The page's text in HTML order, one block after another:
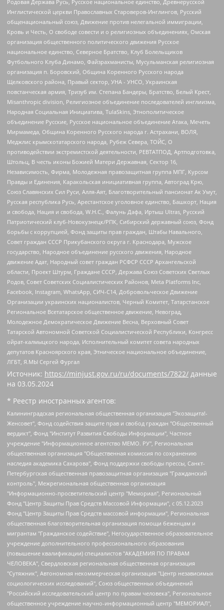
Родовая Держава Русь, Русское национальное единство, Древнерусской
Инглистической церкви Православных Староверов-Инглингов, Русский
общенациональный союз, Движение против нелегальной иммиграции,
Кровь и Честь, О свободе совести и о религиозных объединениях, Омская
организация общественного политического движения Русское
национальное единство, Северное Братство, Клуб Болельщиков
Футбольного Клуба Динамо, Файзрахманисты, Мусульманская религиозная
организация п. Боровский, Община Коренного Русского народа
Щелковского района, Правый сектор, УНА - УНСО, Украинская
повстанческая армия, Тризуб им. Степана Бандеры, Братство, Белый Крест,
Misanthropic division, Религиозное объединение последователей инглиизма,
Народная Социальная Инициатива, TulaSkins, Этнополитическое
объединение Русские, Русское национальное объединение Атака, Мечеть
Мирмамеда, Община Коренного Русского народа г. Астрахани, ВОЛЯ,
Меджлис крымскотатарского народа, Рубеж Севера, ТОЙС, О
противодействии экстремистской деятельности, РЕВТАТПОД, Артподготовка,
Штольц, В честь иконы Божией Матери Державная, Сектор 16,
Независимость, Фирма, Молодежная правозащитная группа МПГ, Курсом
Правды и Единения, Каракольская инициативная группа, Автоград Крю,
Союз Славянских Сил Руси, Алля-Аят, Благотворительный пансионат Ак Умут,
Русская республика Русь, Арестантское уголовное единство, Башкорт, Нация
и свобода, Нация и свобода, W.H.С., Фалунь Дафа, Иртыш Ultras, Русский
Патриотический клуб-Новокузнецк/РПК, Сибирский державный союз, Фонд
борьбы с коррупцией, Фонд защиты прав граждан, Штабы Навального,
Совет граждан СССР Прикубанского округа г. Краснодара, Мужское
государство, Народное объединение русского движения, Народное
движение Адат, Народный совет граждан РСФСР СССР Архангельской
области, Проект Штурм, Граждане СССР, Держава Союз Советских Светлых
Родов, Совет Советских Социалистических Районов, Meta Platforms Inc,
Facebook, Instagram, WhatsApp, СИЧ-С14, Добровольческое Движение
Организации украинских националистов, Черный Комитет, Татарстанское
Региональное Всетатарское общественное движение, Невоград,
Молодежное Демократическое Движение Весна, Верховный Совет
Татарской Автономной Советской Социалистической Республики, Конгресс
ойрат-калмыцкого народа, Исполнительный комитет совета народных
депутатов Красноярского края, Этническое национальное объединение,
ЛГБТ, Я.МЫ Сергей Фургал
Источник: https://minjust.gov.ru/ru/documents/7822/ данные
на 03.05.2024
* Реестр иностранных агентов:
Калининградская региональная общественная организация "Экозащита!-Женсовет", Фонд содействия защите прав и свобод граждан "Общественный вердикт", Фонд "Институт Развития Свободы Информации", Частное учреждение "Информационное агентство МЕМО. РУ", Региональная общественная организация "Общественная комиссия по сохранению наследия академика Сахарова", Фонд поддержки свободы прессы, Санкт-Петербургская общественная правозащитная организация "Гражданский контроль", Межрегиональная общественная организация "Информационно-просветительский центр "Мемориал", Региональный Фонд "Центр Защиты Прав Средств Массовой Информации", с 05.12.2023 Фонд "Центр Защиты Прав Средств массовой информации", Региональная общественная благотворительная организация помощи беженцам и мигрантам "Гражданское содействие", Негосударственное образовательное учреждение дополнительного профессионального образования (повышение квалификации) специалистов "АКАДЕМИЯ ПО ПРАВАМ ЧЕЛОВЕКА", Свердловская региональная общественная организация "Сутяжник", Автономная некоммерческая организация "Центр независимых социологических исследований", Союз общественных объединений "Российский исследовательский центр по правам человека", Региональное общественное учреждение научно-информационный центр "МЕМОРИАЛ", Некоммерческая организация "Фонд защиты гласности", Автономная некоммерческая организация "Институт прав человека", Городская общественная организация "Екатеринбургское общество "МЕМОРИАЛ", Городская общественная организация "Рязанское историко-просветительское и правозащитное общество "Мемориал" (Рязанский Мемориал), Челябинский региональный орган общественной самодеятельности – женское общественное объединение "Женщины Евразии", Челябинский региональный орган общественной самодеятельности "Уральская правозащитная группа", Фонд содействия защите здоровья и социальной справедливости имени Андрея Рылькова, Автономная Некоммерческая Организация "Аналитический Центр Юрия Левады", Автономная некоммерческая организация социальной поддержки населения "Проект Апрель", Региональная общественная организация помощи женщинам и детям, находящимся в кризисной ситуации "Информационно-методический центр "Анна", Фонд содействия развитию массовых коммуникаций и правовому просвещению "Так-так-Так", Фонд содействия устойчивому развитию "Серебряная тайга", Свердловский региональный общественный фонд социальных проектов "Новое время", "Idel.Реалии", Кавказ.Реалии, Крым.Реалии, Телеканал Настоящее Время, Татаро-башкирская служба Радио Свобода (Azatliq Radiosi), Радио Свободная Европа/Радио Свобода (PCE/PC), "Сибирь.Реалии", "Фактограф", Благотворительный фонд помощи осужденным и их семьям, Автономная некоммерческая организация "Институт глобализации и социальных движений", Фонд "В защиту прав заключенных", Частное учреждение "Центр поддержки и содействия развитию средств массовой информации", Пензенский региональный общественный благотворительный фонд "Гражданский союз", "Север.Реалии", Некоммерческая организация Фонд "Правовая инициатива", Общество с ограниченной ответственностью "Радио Свободная Европа/Радио Свобода", Чешское информационное агентство "MEDIUM-ORIENT", Красноярская региональная общественная организация "Мы против СПИДа", Камалягин Денис Николаевич, Маркелов Сергей Евгеньевич, Пономарев Лев Александрович, Савицкая Людмила Алексеевна, Автономная некоммерческая организация "Центр по работе с проблемой насилия "НАСИЛИЮ.НЕТ", Межрегиональный профессиональный союз работников здравоохранения "Альянс врачей", Юридическое лицо, зарегистрированное в Латвийской Республике, SIA "Medusa Project" (регистрационный номер 40103797863, дата регистрации 10.06.2014), Некоммерческая организация "Фонд по борьбе с коррупцией", Автономная некоммерческая организация "Институт права и публичной политики", Баданин Роман Сергеевич, Гликин Максим Александрович, Железнова Мария Михайловна, Лукьянова Юлия Сергеевна, Маетная Елизавета Витальевна, Маняхин Петр Борисович, Чуракова Ольга Владимировна, Ярош Юлия Петровна, Юридическое лицо "The Insider SIA", зарегистрированное в Риге, Латвийская Республика (дата регистрации 26.06.2015), являющееся администратором доменного имени интернет-издания "The Insider SIA", https://theins.ru, Постернак Алексей Евгеньевич, Рубин Михаил Аркадьевич, Анин Роман Александрович, Юридическое лицо Istories fonds, зарегистрированное в Латвийской Республике (регистрационный номер 50008295751, дата регистрации 24.02.2020), Великовский Дмитрий Александрович, Долинина Ирина Николаевна, Мароховская Алеся Алексеевна, Шлейнов Роман Юрьевич, Шмагун Олеся Валентиновна, Общество с ограниченной ответственностью "Альтаир 2021", Общество с ограниченной ответственностью "Вега 2021", Общество с ограниченной ответственностью "Главный редактор 2021", Общество с ограниченной ответственностью "Ромашки монолит", Важенков Артем Валерьевич, Ивановская областная общественная организация "Центр гендерных исследований", Гурман Юрий Альбертович, Медиапроект "ОВД-Инфо", Егоров Владимир Владимирович, Жилинский Владимир Александрович, Общество с ограниченной ответственностью "ЗП", Иванова София Юрьевна, Карезина Инна Павловна, Кильтау Екатерина Викторовна, Петров Алексей Викторович, Пискунов Сергей Евгеньевич, Смирнов Сергей Сергеевич, Тихонов Михаил Сергеевич, Общество с ограниченной ответственностью "ЖУРНАЛИСТ-ИНОСТРАННЫЙ АГЕНТ", Арапова Галина Юрьевна, Вольтская Татьяна Анатольевна, Американская компания "Mason G.E.S. Anonymous Foundation" (США), являющаяся владельцем интернет-издания https://mnews.world/, Компания "Stichting Bellingcat", зарегистрированная в Нидерландах (дата регистрации 11.07.2018), Захаров Андрей Вячеславович, Клепиковская Екатерина Дмитриевна, Общество с ограниченной ответственностью "МЕМО", Перл Роман Александрович, Симонов Евгений Алексеевич, Соловьева Елена Анатольевна, Сотников Даниил Владимирович, Сурначева Елизавета Дмитриевна, Автономная некоммерческая организация по защите прав человека и информированию населения "Якутия – Наше Мнение", Общество с ограниченной ответственностью "Москоу диджитал медиа", с 26.01.2023 Общество с ограниченной ответственностью "Чайка Белые сады", Ветошкина Валерия Валерьевна, Заговора Максим Александрович, Межрегиональное общественное движение "Российская ЛГБТ - сеть", Оленичев Максим Владимирович, Павлов Иван Юрьевич, Скворцова Елена Сергеевна, Общество с ограниченной ответственностью "Как бы инагент", Кочетков Игорь Викторович, Общество с ограниченной ответственностью "Честные выборы", Еланчик Олег Александрович, Общество с ограниченной ответственностью "Нобелевский призыв", Гималова Регина Эмилевна, Григорьев Андрей Валерьевич, Григорьева Алина Александровна, Ассоциация по содействию защите прав призывников, альтернативнослужащих и военнослужащих "Правозащитная группа "Гражданин.Армия.Право", Хисамова Регина Фаритовна, Автономная некоммерческая организация по реализации социально-правовых программ "Лилит", Дальневосточное общественное движение "Маяк", Санкт-Петербургская ЛГБТ-инициативная группа "Выход", Инициативная группа ЛГБТ+ "Реверс", Алексеев Андрей Викторович, Бекбулатова Таисия Львовна, Беляев Иван Михайлович, Владыкина Елена Сергеевна, Гельман Марат Александрович, Никульшина Вероника Юрьевна, Толоконникова Надежда Андреевна, Шендерович Виктор Анатольевич, Общество с ограниченной ответственностью "Данное сообщение", Общество с ограниченной ответственностью Издательский дом "Новая глава", Айнбиндер Александра Александровна, Московский комьюнити-центр для ЛГБТ+инициатив, Благотворительный фонд развития филантропии, Deutsche Welle (Германия, Kurt-Schumacher-Strasse 3, 53113 Bonn), Борзунова Мария Михайловна, Воробьев Виктор Викторович, Голубева Анна Львовна, Константинова Алла Михайловна, Малкова Ирина Владимировна, Мурадов Мурад Абдулгалимович, Осетинская Елизавета Николаевна, Понасенков Евгений Николаевич, Ганапольский Матвей Юрьевич, Киселев Евгений Алексеевич, Борухович Ирина Григорьевна, Дремин Иван Тимофеевич, Дубровский Дмитрий Викторович, Красноярская региональная общественная организация поддержки и развития альтернативных образовательных технологий и межкультурных коммуникаций "ИНТЕРРА", Маяковская Екатерина Алексеевна, Фейгин Марк Захарович, Филимонов Андрей Викторович, Дзугкоева Регина Николаевна, Доброхотов Роман Александрович, Дудь Юрий Александрович, Елкин Сергей Владимирович, Кругликов Кирилл Игоревич, Сабунаева Мария Леонидовна, Семенов Алексей Владимирович, Шаинян Карен Багратович, Шульман Екатерина Михайловна, Асафьев Артур Валерьевич, Вахштайн Виктор Семенович, Венедиктов Алексей Алексеевич, Лушникова Екатерина Евгеньевна, Волков Леонид Михайлович, Невзоров Александр Глебович, Пархоменко Сергей Борисович, Сироткин Ярослав Николаевич, Кара-Мурза Владимир Владимирович, Баранова Наталья Владимировна, Гозман Леонид Яковлевич, Кагарлицкий Борис Юльевич, Климарев Михаил Валерьевич, Милов Владимир Станиславович, Автономная некоммерческая организация Краснодарский центр современного искусства "Типография", Моргенштерн Алишер Тагирович, Соболь Любовь Эдуардовна, Общество с ограниченной ответственностью "ЛИЗА НОРМ", Каспаров Гарри Кимович, Ходорковский Михаил Борисович, Общество с ограниченной ответственностью "Апрельские тезисы", Данилович Ирина Брониславовна, Кашин Олег Владимирович, Петров Николай Владимирович, Пивоваров Алексей Владимирович, Соколов Михаил Владимирович, Цветкова Юлия Владимировна, Чичваркин Евгений Александрович, Комитет против пыток/Команда против пыток, Общество с ограниченной ответственностью "Первый научный", Общество с ограниченной ответственностью "Вертолет и ко", Белоцерковская Вероника Борисовна, Кац Максим Евгеньевич, Лазарева Татьяна Юрьевна, Шаведдинов Руслан Табризович, Яшин Илья Валерьевич, Общество с ограниченной ответственностью "Иноагент ААВ", Алешковский Дмитрий Петрович, Альбац Евгения Марковна, Быков Дмитрий Львович, Галямина Юлия Евгеньевна, Лойко Сергей Леонидович, Мартынов Кирилл Константинович, Медведев Сергей Александрович, Крашенинников Федор Геннадиевич, Гордеева Катерина Вл